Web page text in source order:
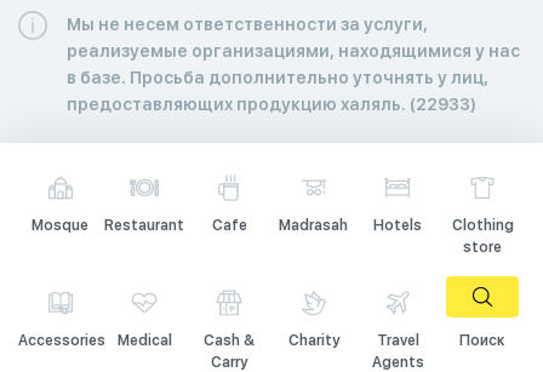
Мы не несем ответственности за услуги,
реализуемые организациями, находящимися у нас
в базе. Просьба дополнительно уточнять у лиц,
предоставляющих продукцию халяль. (22933)
Mosque Restaurant Cafe Madrasah Hotels
Clothing
store
Accessories Medical
Cash &
Carry
Charity
Travel
Agents
Поиск